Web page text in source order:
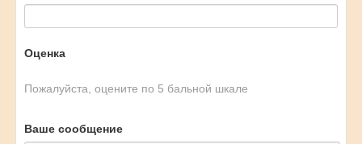
Оценка
Пожалуйста, оцените по 5 бальной шкале
Ваше сообщение